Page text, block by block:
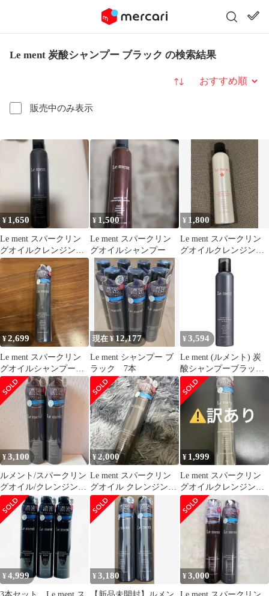
Le ment 炭酸シャンプー ブラック の検索結果
販売中のみ表示
並び替え
¥ 1,650
Le ment スパークリン
グオイルクレンジング
&シャンプー
¥ 1,500
Le ment スパークリン
グオイルシャンプー
¥ 1,800
Le ment スパークリン
グオイルクレンジング
&シャンプー シリコン
¥2,699
Le ment スパークリン
グオイルシャンプー
BLACK 200g
現在 ¥ 12,177
Le ment シャンプー ブ
ラック 7本
¥ 3,594
Le ment (ルメント) 炭
酸シャンプーブラック
200g 高濃度炭酸
9000PPM 炭×クレイ黒
ホイップ センシュアル
サボンの香り 1
¥3,100
ルメント/スパークリン
グオイル/クレンジング
＆シャンプー 【ブラッ
ク】200g
¥2,000
Le ment スパークリン
グオイル クレンジング
＆シャンプー ブラック
¥ 1,999
Le ment スパークリン
グオイルクレンジング
＆シャンプー NBK
¥4,999 ¥3,180 ¥3,000